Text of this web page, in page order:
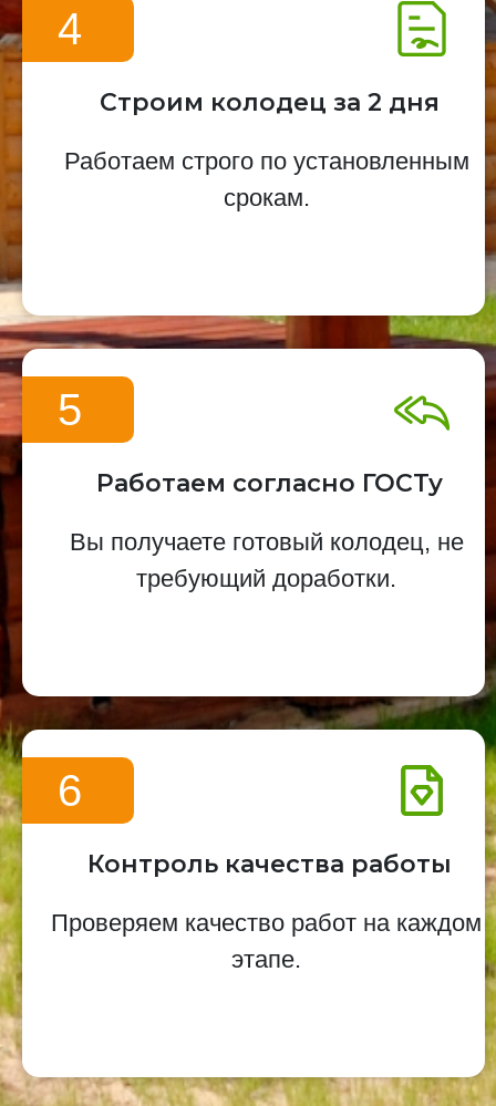
4
Строим колодец за 2 дня
Работаем строго по установленным
срокам.
5
Работаем согласно ГОСТу
Вы получаете готовый колодец, не
требующий доработки.
6
Контроль качества работы
Проверяем качество работ на каждом
этапе.